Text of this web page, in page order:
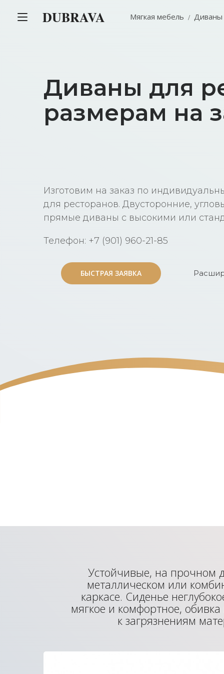
Диваны для
размерам на
Изготовим на заказ по
для ресторанов. Двусторонние,
прямые диваны с высокими или
Телефон: +7 (901) 960-21-85
БЫСТРАЯ ЗАЯВКА
БЫСТРАЯ ЗАЯВКА
Устойчивые, на прочном
металлическом или
каркасе. Сиденье
мягкое и комфортное, обивка
к загрязнениям
DUBRAVA Мягкая мебель Диваны